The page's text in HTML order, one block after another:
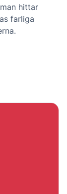
hittar
farliga